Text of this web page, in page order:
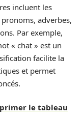
incluent les
adverbes,
Par exemple,
« chat » est un
facilite la
et permet
le tableau